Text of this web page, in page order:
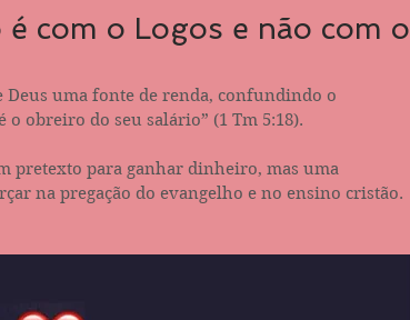
com o Logos e não com o
obreiro do seu salário” (1 Tm 5:18).
pretexto para ganhar dinheiro, mas uma
na pregação do evangelho e no ensino cristão.